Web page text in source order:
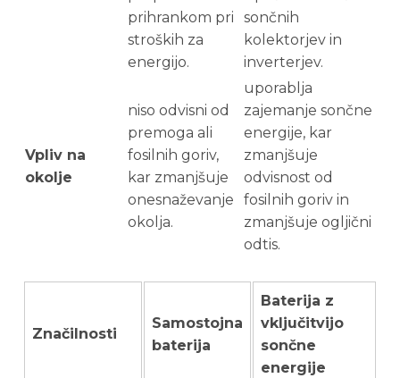
prihrankom pri
stroških za
energijo.
sončnih
kolektorjev in
inverterjev.
Vpliv na
okolje
niso odvisni od
premoga ali
fosilnih goriv,
kar zmanjšuje
onesnaževanje
okolja.
uporablja
zajemanje sončne
energije, kar
zmanjšuje
odvisnost od
fosilnih goriv in
zmanjšuje ogljični
odtis.
Značilnosti
Samostojna
baterija
Baterija z
vključitvijo
sončne
energije